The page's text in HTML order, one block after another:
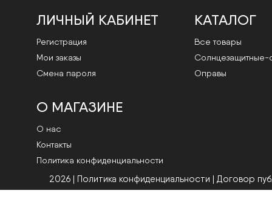
ЛИЧНЫЙ КАБИНЕТ
Регистрация
Мои заказы
Смена пароля
КАТАЛОГ
Все товары
Cолнцезащитные-
Оправы
О МАГАЗИНЕ
О нас
Контакты
Политика конфиденциальности
2026 | Политика конфиденциальности | Договор